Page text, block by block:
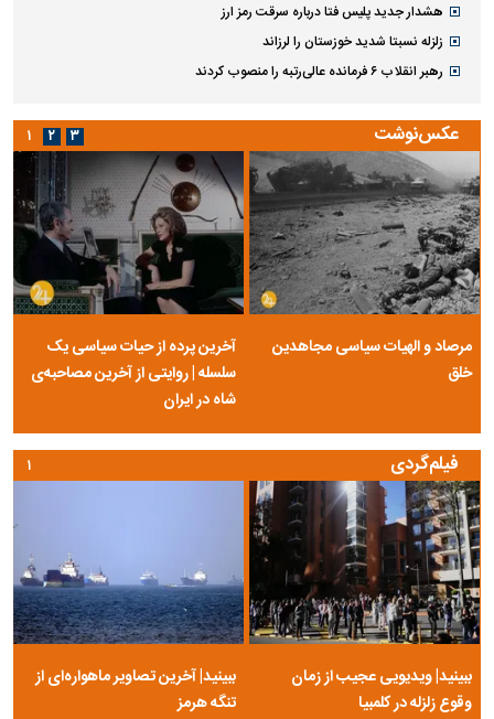
هشدار جدید پلیس فتا درباره سرقت رمز ارز
زلزله نسبتا شدید خوزستان را لرزاند
رهبر انقلاب ۶ فرمانده عالی‌رتبه را منصوب کردند
عکس‌نوشت
مرصاد و الهیات سیاسی مجاهدین
خلق
آخرین پرده از حیات سیاسی یک
سلسله | روایتی از آخرین مصاحبه‌ی
شاه در ایران
۱ ۲ ۳
فیلم‌گردی
ببینید| ویدیویی عجیب از زمان
وقوع زلزله در کلمبیا
ببینید| آخرین تصاویر ماهواره‌ای از
تنگه‌ هرمز
۱